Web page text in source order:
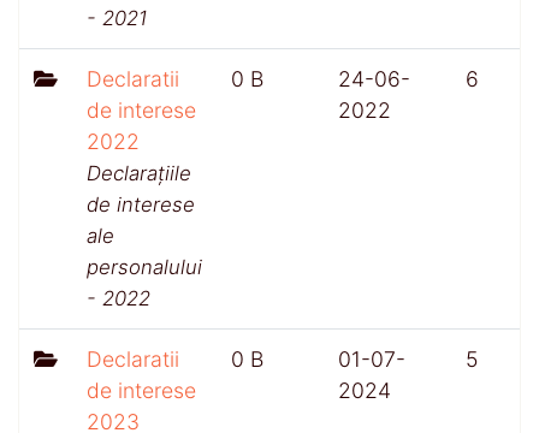
- 2021
Declaratii
de interese
2022
Declarațiile
de interese
ale
personalului
- 2022
0 B
24-06-
2022
6
Declaratii
de interese
2023
0 B
01-07-
2024
5